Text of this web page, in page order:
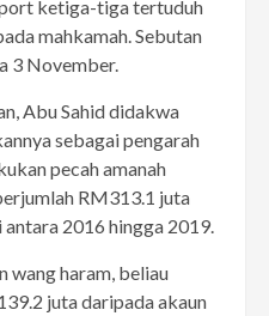
ketiga-tiga tertuduh
mahkamah. Sebutan
3 November.
Abu Sahid didakwa
sebagai pengarah
pecah amanah
RM313.1 juta
2016 hingga 2019.
wang haram, beliau
juta daripada akaun